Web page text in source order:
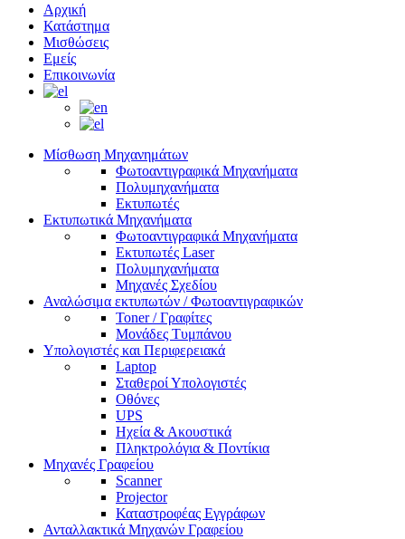
Αρχική
Κατάστημα
Μισθώσεις
Εμείς
Επικοινωνία
Μίσθωση Μηχανημάτων
Φωτοαντιγραφικά Μηχανήματα
Πολυμηχανήματα
Εκτυπωτές
Εκτυπωτικά Μηχανήματα
Φωτοαντιγραφικά Μηχανήματα
Εκτυπωτές Laser
Πολυμηχανήματα
Μηχανές Σχεδίου
Αναλώσιμα εκτυπωτών / Φωτοαντιγραφικών
Toner / Γραφίτες
Μονάδες Τυμπάνου
Υπολογιστές και Περιφερειακά
Laptop
Σταθεροί Υπολογιστές
Οθόνες
UPS
Ηχεία & Ακουστικά
Πληκτρολόγια & Ποντίκια
Μηχανές Γραφείου
Scanner
Projector
Καταστροφέας Εγγράφων
Ανταλλακτικά Μηχανών Γραφείου